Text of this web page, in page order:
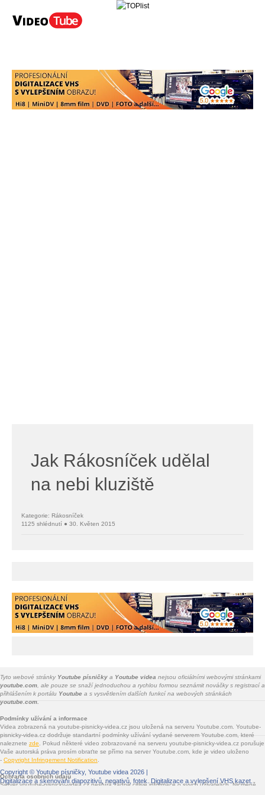
Jak Rákosníček udělal
na nebi kluziště
Kategorie: Rákosníček
1125 shlédnutí ● 30. Květen 2015
Tyto webové stránky Youtube písničky a Youtube videa nejsou oficiálními webovými stránkami
youtube.com , ale pouze se snaží jednoduchou a rychlou formou seznámit nováčky s registrací a
přihlášením k portálu Youtube a s vysvětlením dalších funkcí na webových stránkách
youtube.com.
Podmínky užívání a informace
Videa zobrazená na youtube-pisnicky-videa.cz jsou uložená na serveru Youtube.com. Youtube-
pisnicky-videa.cz dodržuje standartní podmínky užívání vydané serverem Youtube.com, které
naleznete zde . Pokud některé video zobrazované na serveru youtube-pisnicky-videa.cz porušuje
Vaše autorská práva prosím obraťte se přímo na server Youtube.com, kde je video uloženo
- Copyright Infringement Notification
Ochrana osobních údajů
Server youtube-pisnicky-videa.cz nesbírá žádné citlivé informace o svých uživatelích. Nicméně
Copyright © Youtube písničky, Youtube videa 2026 |
Digitalizace a skenování diapozitivů, negativů, fotek . Digitalizace a vylepšení VHS kazet.